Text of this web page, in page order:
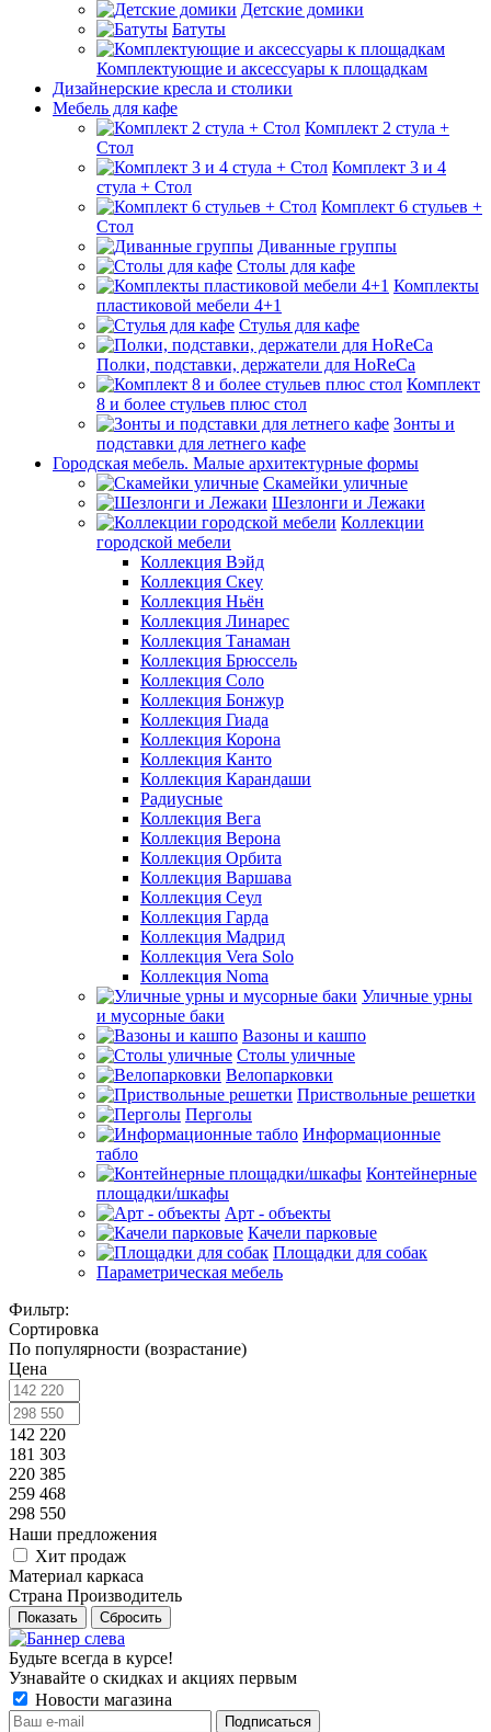
Детские домики
Батуты
Комплектующие и аксессуары к площадкам
Дизайнерские кресла и столики
Мебель для кафе
Комплект 2 стула +
Стол
Комплект 3 и 4
стула + Стол
Комплект 6 стульев +
Стол
Диванные группы
Столы для кафе
Комплекты
пластиковой мебели 4+1
Стулья для кафе
Полки, подставки, держатели для HoReCa
Комплект
8 и более стульев плюс стол
Зонты и
подставки для летнего кафе
Городская мебель. Малые архитектурные формы
Скамейки уличные
Шезлонги и Лежаки
Коллекции
городской мебели
Коллекция Вэйд
Коллекция Скеу
Коллекция Ньён
Коллекция Линарес
Коллекция Танаман
Коллекция Брюссель
Коллекция Соло
Коллекция Бонжур
Коллекция Гиада
Коллекция Корона
Коллекция Канто
Коллекция Карандаши
Радиусные
Коллекция Вега
Коллекция Верона
Коллекция Орбита
Коллекция Варшава
Коллекция Сеул
Коллекция Гарда
Коллекция Мадрид
Коллекция Vera Solo
Коллекция Noma
Уличные урны
и мусорные баки
Вазоны и кашпо
Столы уличные
Велопарковки
Приствольные решетки
Перголы
Информационные
табло
Контейнерные
площадки/шкафы
Арт - объекты
Качели парковые
Площадки для собак
Параметрическая мебель
Фильтр:
Сортировка
По популярности (возрастание)
Цена
142 220
181 303
220 385
259 468
298 550
Наши предложения
Хит продаж
Материал каркаса
Страна Производитель
Показать Сбросить
Будьте всегда в курсе!
Узнавайте о скидках и акциях первым
Новости магазина